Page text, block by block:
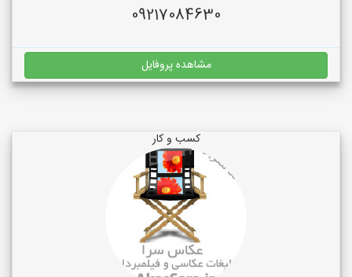
09217084630
مشاهده پروفایل
کسب و کار